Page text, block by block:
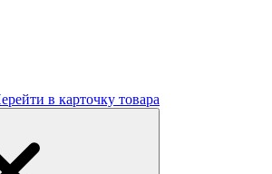
в карточку товара